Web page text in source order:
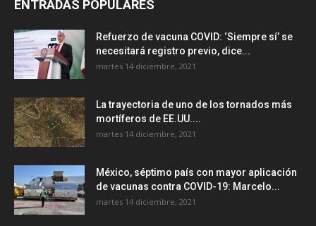
ENTRADAS POPULARES
Refuerzo de vacuna COVID: ‘Siempre sí’ se
necesitará registro previo, dice...
martes 14 diciembre, 2021
La trayectoria de uno de los tornados más
mortíferos de EE.UU....
martes 14 diciembre, 2021
México, séptimo país con mayor aplicación
de vacunas contra COVID-19: Marcelo...
martes 14 diciembre, 2021